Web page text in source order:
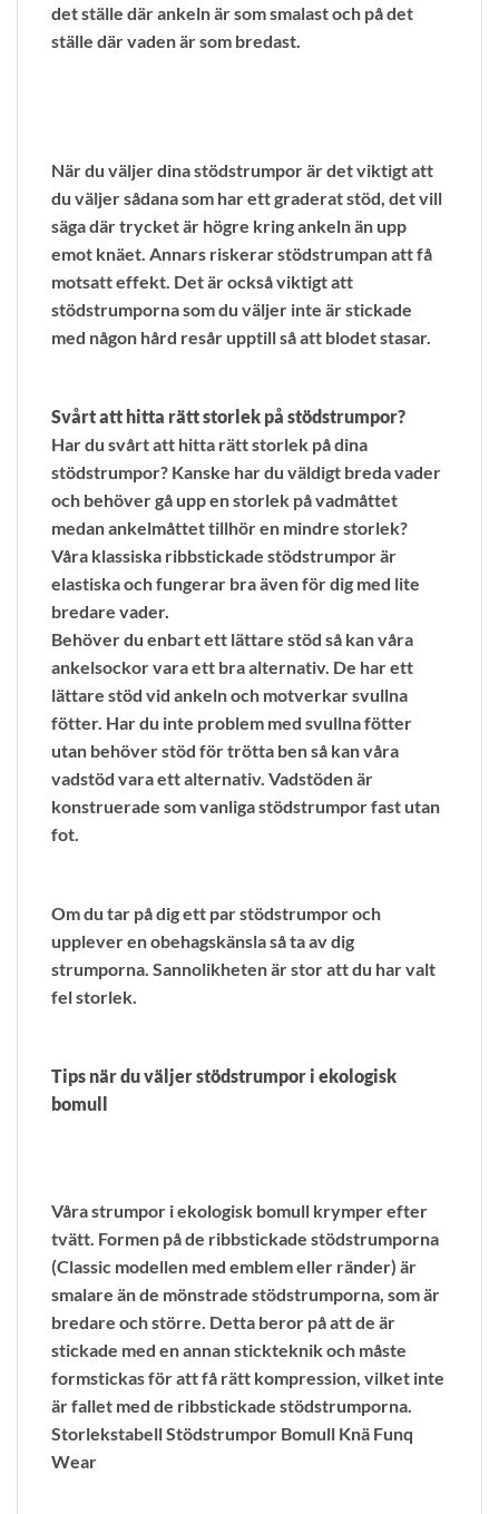
det ställe där ankeln är som smalast och på det
ställe där vaden är som bredast.
När du väljer dina stödstrumpor är det viktigt att
du väljer sådana som har ett graderat stöd, det vill
säga där trycket är högre kring ankeln än upp
emot knäet. Annars riskerar stödstrumpan att få
motsatt effekt. Det är också viktigt att
stödstrumporna som du väljer inte är stickade
med någon hård resår upptill så att blodet stasar.
Svårt att hitta rätt storlek på stödstrumpor?
Har du svårt att hitta rätt storlek på dina
stödstrumpor? Kanske har du väldigt breda vader
och behöver gå upp en storlek på vadmåttet
medan ankelmåttet tillhör en mindre storlek?
Våra klassiska ribbstickade stödstrumpor är
elastiska och fungerar bra även för dig med lite
bredare vader.
Behöver du enbart ett lättare stöd så kan våra
ankelsockor vara ett bra alternativ. De har ett
lättare stöd vid ankeln och motverkar svullna
fötter. Har du inte problem med svullna fötter
utan behöver stöd för trötta ben så kan våra
vadstöd vara ett alternativ. Vadstöden är
konstruerade som vanliga stödstrumpor fast utan
fot.
Om du tar på dig ett par stödstrumpor och
upplever en obehagskänsla så ta av dig
strumporna. Sannolikheten är stor att du har valt
fel storlek.
Tips när du väljer stödstrumpor i ekologisk
bomull
Våra strumpor i ekologisk bomull krymper efter
tvätt. Formen på de ribbstickade stödstrumporna
(Classic modellen med emblem eller ränder) är
smalare än de mönstrade stödstrumporna, som är
bredare och större. Detta beror på att de är
stickade med en annan stickteknik och måste
formstickas för att få rätt kompression, vilket inte
är fallet med de ribbstickade stödstrumporna.
Storlekstabell Stödstrumpor Bomull Knä Funq
Wear